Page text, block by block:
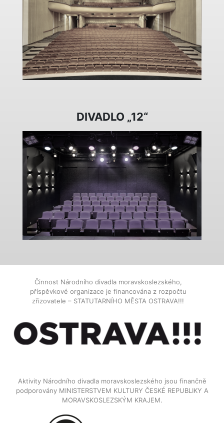
DIVADLO „12“
Činnost Národního divadla moravskoslezského,
příspěvkové organizace je financována z rozpočtu
zřizovatele – STATUTARNÍHO MĚSTA OSTRAVA!!!
Aktivity Národního divadla moravskoslezského jsou finančně
podporovány MINISTERSTVEM KULTURY ČESKÉ REPUBLIKY A
MORAVSKOSLEZSKÝM KRAJEM.